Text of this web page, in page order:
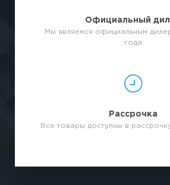
Официальный
Мы являемся официальным
года
Рассрочка
Все товары доступны в